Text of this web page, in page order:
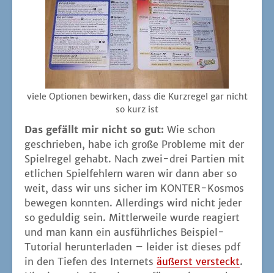
vie­le Optio­nen bewir­ken, dass die Kurz­re­gel gar nicht
so kurz ist
Das gefällt mir nicht so gut: Wie schon
geschrie­ben, habe ich gro­ße Pro­ble­me mit der
Spiel­re­gel gehabt. Nach zwei-drei Par­tien mit
etli­chen Spiel­feh­lern waren wir dann aber so
weit, dass wir uns sicher im KON­TER-Kos­mos
bewe­gen konn­ten. Aller­dings wird nicht jeder
so gedul­dig sein. Mitt­ler­wei­le wur­de reagiert
und man kann ein aus­führ­li­ches Bei­spiel-
Tuto­ri­al her­un­ter­la­den – lei­der ist die­ses pdf
in den Tie­fen des Inter­nets äußerst ver­steckt.